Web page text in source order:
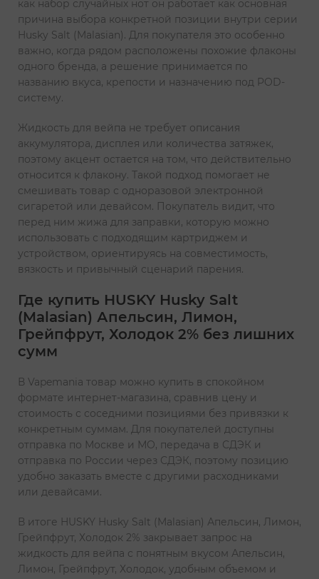
как набор случайных нот он работает как основная
причина выбора конкретной позиции внутри серии
Husky Salt (Malasian). Для покупателя это особенно
важно, когда рядом расположены похожие флаконы
одного бренда, а решение принимается по
названию вкуса, крепости и назначению под POD-
систему.
Жидкость для вейпа не требует описания
аккумулятора, дисплея или количества затяжек,
поэтому акцент остается на том, что действительно
относится к флакону. Такой подход помогает не
смешивать товар с одноразовой электронной
сигаретой или девайсом. Покупатель видит, что
перед ним жижа для заправки, которую можно
использовать с подходящим картриджем и
устройством, ориентируясь на совместимость,
вязкость и привычный сценарий парения.
Где купить HUSKY Husky Salt
(Malasian) Апельсин, Лимон,
Грейпфрут, Холодок 2% без лишних
сумм
В Vapemania товар можно купить в спокойном
формате интернет-магазина, сравнив цену и
стоимость с соседними позициями без привязки к
конкретным суммам. Для покупателей доступны
отправка по Москве и МО, передача в СДЭК и
отправка по России через СДЭК, поэтому позицию
удобно заказать вместе с другими расходниками
или девайсами.
В итоге HUSKY Husky Salt (Malasian) Апельсин, Лимон,
Грейпфрут, Холодок 2% закрывает запрос на
жидкость для вейпа с понятным вкусом Апельсин,
Лимон, Грейпфрут, Холодок, удобным объемом и